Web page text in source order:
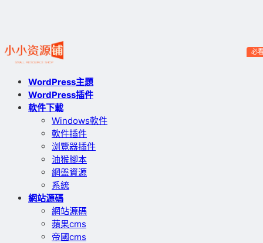
WordPress主題
WordPress插件
軟件下載
Windows軟件
軟件插件
浏覽器插件
油猴腳本
網盤資源
系統
網站源碼
網站源碼
蘋果cms
帝國cms
必